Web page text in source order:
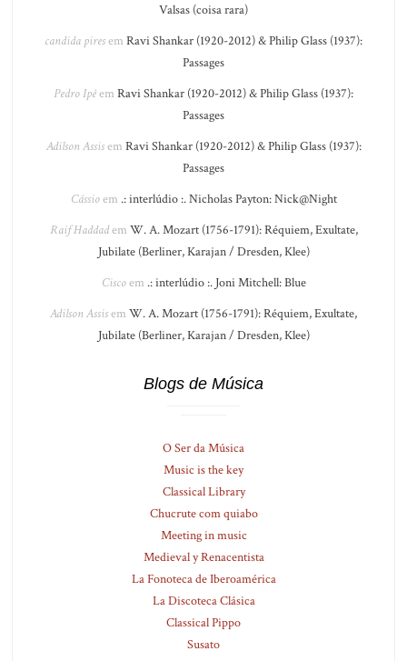
Valsas (coisa rara)
candida piresem Ravi Shankar (1920-2012) & Philip Glass (1937):
Passages
Pedro Ipêem Ravi Shankar (1920-2012) & Philip Glass (1937):
Passages
Adilson Assisem Ravi Shankar (1920-2012) & Philip Glass (1937):
Passages
Cássioem .: interlúdio :. Nicholas Payton: Nick@Night
Raif Haddadem W. A. Mozart (1756-1791): Réquiem, Exultate,
Jubilate (Berliner, Karajan / Dresden, Klee)
Ciscoem .: interlúdio :. Joni Mitchell: Blue
Adilson Assisem W. A. Mozart (1756-1791): Réquiem, Exultate,
Jubilate (Berliner, Karajan / Dresden, Klee)
Blogs de Música
O Ser da Música
Music is the key
Classical Library
Chucrute com quiabo
Meeting in music
Medieval y Renacentista
La Fonoteca de Iberoamérica
La Discoteca Clásica
Classical Pippo
Susato